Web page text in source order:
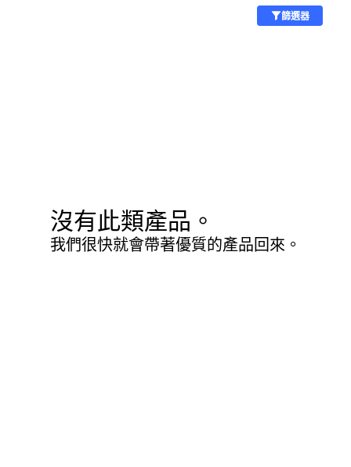
篩選器
沒有此類產品。
我們很快就會帶著優質的產品回來。